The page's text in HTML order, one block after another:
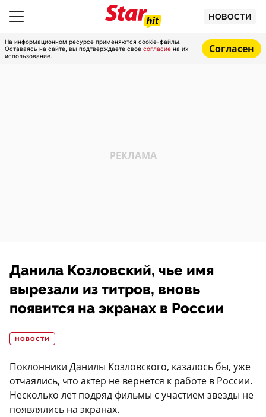
НОВОСТИ
На информационном ресурсе применяются cookie-файлы.
Оставаясь на сайте, вы подтверждаете свое согласие на их
использование.
Согласен
Данила Козловский, чье имя
вырезали из титров, вновь
появится на экранах в России
НОВОСТИ
Поклонники Данилы Козловского, казалось бы, уже
отчаялись, что актер не вернется к работе в России.
Несколько лет подряд фильмы с участием звезды не
появлялись на экранах.